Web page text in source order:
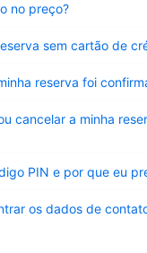
no preço?
sem cartão de
reserva foi
cancelar a minha
PIN e por que eu
os dados de